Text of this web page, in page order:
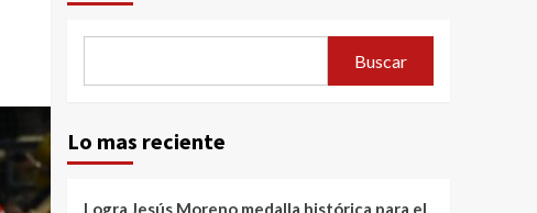
Buscar
Lo mas reciente
Logra Jesús Moreno medalla histórica para el